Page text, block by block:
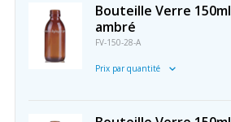
Bouteille Verre 150ml
ambré
FV-150-28-A
Prix par quantité